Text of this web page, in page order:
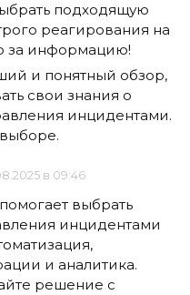
подходящую
реагирования на
за информацию!
и понятный обзор,
свои знания о
инцидентами.
в 09:46
выбрать
инцидентами
и аналитика.
решение с